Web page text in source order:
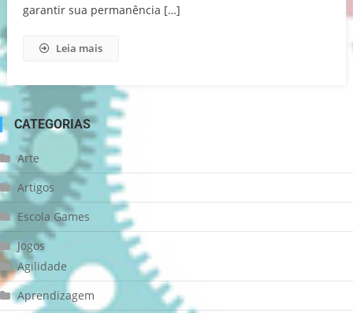
garantir sua permanência […]
Leia mais
CATEGORIAS
Arte
Artigos
Escola Games
Jogos
Agilidade
Aprendizagem